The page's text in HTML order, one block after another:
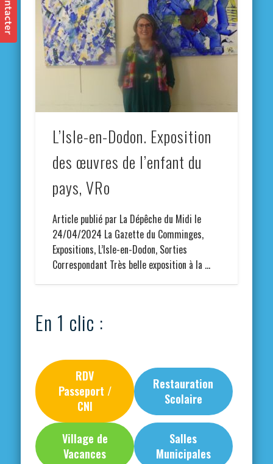
L’Isle-en-Dodon. Exposition
des œuvres de l’enfant du
pays, VRo
Article publié par La Dépêche du Midi le
24/04/2024 La Gazette du Comminges,
Expositions, L’Isle-en-Dodon, Sorties
Correspondant Très belle exposition à la …
En 1 clic :
RDV
Passeport /
CNI
Restauration
Scolaire
Village de
Vacances
Salles
Municipales